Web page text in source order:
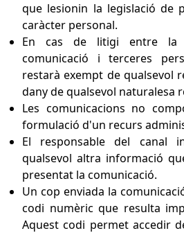
que lesionin la legislació de
caràcter personal.
En cas de litigi entre la
comunicació i terceres
restarà exempt de qualsevol
dany de qualsevol naturalesa
Les comunicacions no
formulació d'un recurs
El responsable del canal
qualsevol altra informació
presentat la comunicació.
Un cop enviada la
codi numèric que resulta
Aquest codi permet accedir